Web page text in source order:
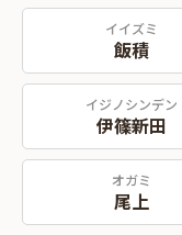
イイズミ
飯積
イジノシンデン
伊篠新田
オガミ
尾上